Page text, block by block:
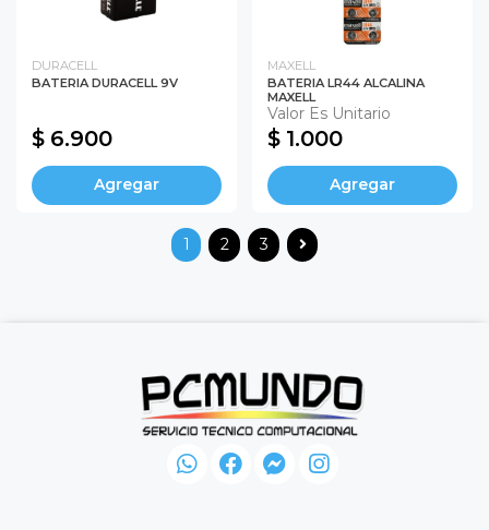
DURACELL
BATERIA DURACELL 9V
$ 6.900
Agregar
MAXELL
BATERIA LR44 ALCALINA
MAXELL
Valor Es Unitario
$ 1.000
Agregar
1 2 3